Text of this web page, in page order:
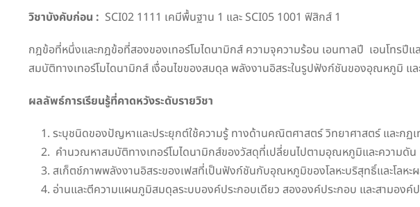
วิชาบังคับก่อน : SCI02 1111 เคมีพื้นฐาน 1 และ SCI05 1001 ฟิสิกส์ 1
กฎข้อที่หนึ่งและกฎข้อที่สองของเทอร์โมไดนามิกส์ ความจุความร้อน เอนทาลปี เอนโทรปี
สมบัติทางเทอร์โมไดนามิกส์ เงื่อนไขของสมดุล พลังงานอิสระในรูปฟังก์ชันของอุณหภูมิ แ
ผลลัพธ์การเรียนรู้ที่คาดหวังระดับรายวิชา
ระบุชนิดของปัญหาและประยุกต์ใช้ความรู้ ทางด้านคณิตศาสตร์ วิทยาศาสตร์ และกฏ
คำนวณหาสมบัติทางเทอร์โมไดนามิกส์ของวัสดุที่เปลี่ยนไปตามอุณหภูมิและความดัน
สเก็ตช์ภาพพลังงานอิสระของเฟสที่เป็นฟังก์ชันกับอุณหภูมิของโลหะบริสุทธิ์และโลห
อ่านและตีความแผนภูมิสมดุลระบบองค์ประกอบเดียว สององค์ประกอบ และสามองค์